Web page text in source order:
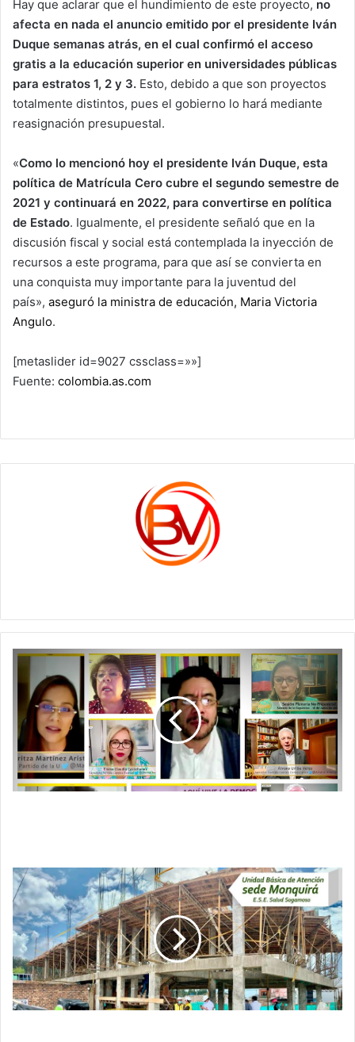
Hay que aclarar que el hundimiento de este proyecto, no
afecta en nada el anuncio emitido por el presidente Iván
Duque semanas atrás, en el cual confirmó el acceso
gratis a la educación superior en universidades públicas
para estratos 1, 2 y 3. Esto, debido a que son proyectos
totalmente distintos, pues el gobierno lo hará mediante
reasignación presupuestal.
«Como lo mencionó hoy el presidente Iván Duque, esta
política de Matrícula Cero cubre el segundo semestre de
2021 y continuará en 2022, para convertirse en política
de Estado. Igualmente, el presidente señaló que en la
discusión fiscal y social está contemplada la inyección de
recursos a este programa, para que así se convierta en
una conquista muy importante para la juventud del
país», aseguró la ministra de educación, Maria Victoria
Angulo.
[metaslider id=9027 cssclass=»»]
Fuente: colombia.as.com
SENADO
APRUEBA
PRISIÓN
PERPETUA
PARA
ASESINOS
Y
VIOLADORES
DE
AVANZA
LA
CONSTRUCCIÓN
DE
LA
UNIDAD
BÁSICA
DE
ATENCIÓN